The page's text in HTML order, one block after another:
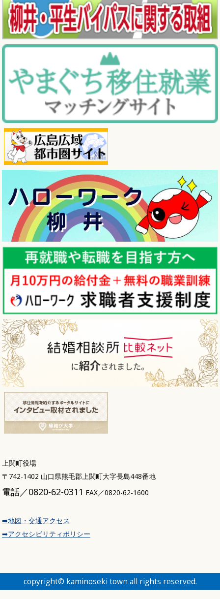
上関町役場
〒742-1402 山口県熊毛郡上関町大字長島448番地
電話／0820-62-0311 FAX／0820-62-1600
➡地図・交通アクセス
➡アクセシビリティポリシー
copyright© kaminoseki town all rights reserved.